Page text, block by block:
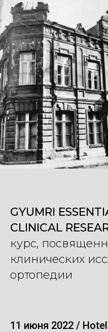
GYUMRI
CLINICAL
курс,
клинических
ортопедии
11 июня 2022 /